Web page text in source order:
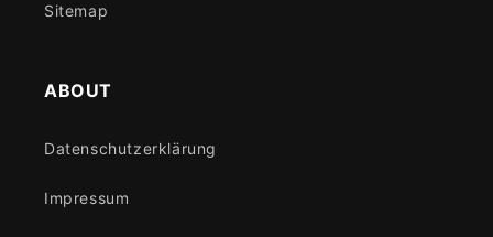
Sitemap
ABOUT
Datenschutzerklärung
Impressum